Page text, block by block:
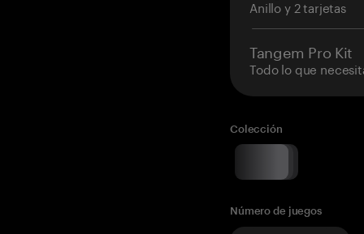
Anillo y 2 tarjetas
Tangem Pro Kit
Todo lo que
Colección
Número de juegos